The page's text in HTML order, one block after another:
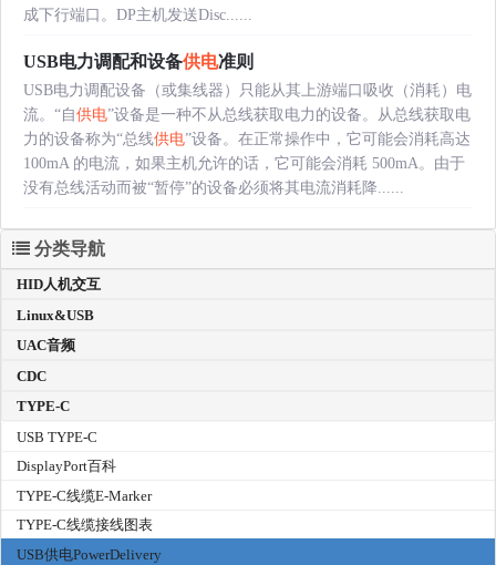
成下行端口。DP主机发送Disc......
USB电力调配和设备供电准则
USB电力调配设备（或集线器）只能从其上游端口吸收（消耗）电
流。“自供电”设备是一种不从总线获取电力的设备。从总线获取电
力的设备称为“总线供电”设备。在正常操作中，它可能会消耗高达
100mA 的电流，如果主机允许的话，它可能会消耗 500mA。由于
没有总线活动而被“暂停”的设备必须将其电流消耗降......
分类导航
HID人机交互
Linux&USB
UAC音频
CDC
TYPE-C
USB TYPE-C
DisplayPort百科
TYPE-C线缆E-Marker
TYPE-C线缆接线图表
USB供电PowerDelivery